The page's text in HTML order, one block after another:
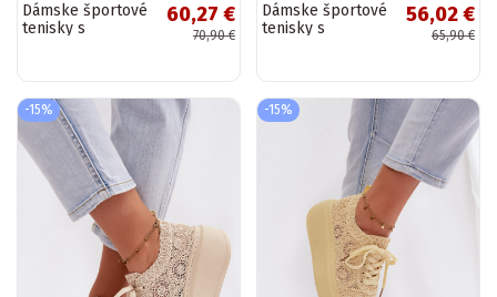
Dámske športové
tenisky s
60,27 €
70,90 €
Dámske športové
tenisky s
56,02 €
65,90 €
-15% -15%